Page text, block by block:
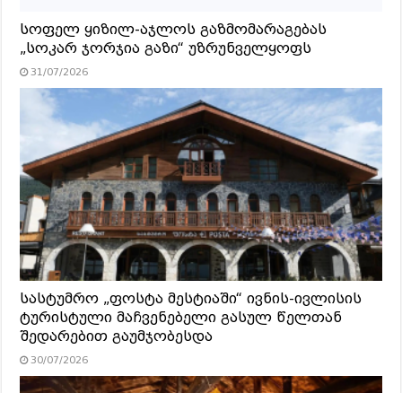
სოფელ ყიზილ-აჯლოს გაზმომარაგებას
„სოკარ ჯორჯია გაზი“ უზრუნველყოფს
31/07/2026
სასტუმრო „ფოსტა მესტიაში“ ივნის-ივლისის
ტურისტული მაჩვენებელი გასულ წელთან
შედარებით გაუმჯობესდა
30/07/2026